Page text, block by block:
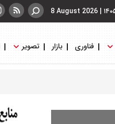
|
8 August 2026
فناوری بازار تصویر